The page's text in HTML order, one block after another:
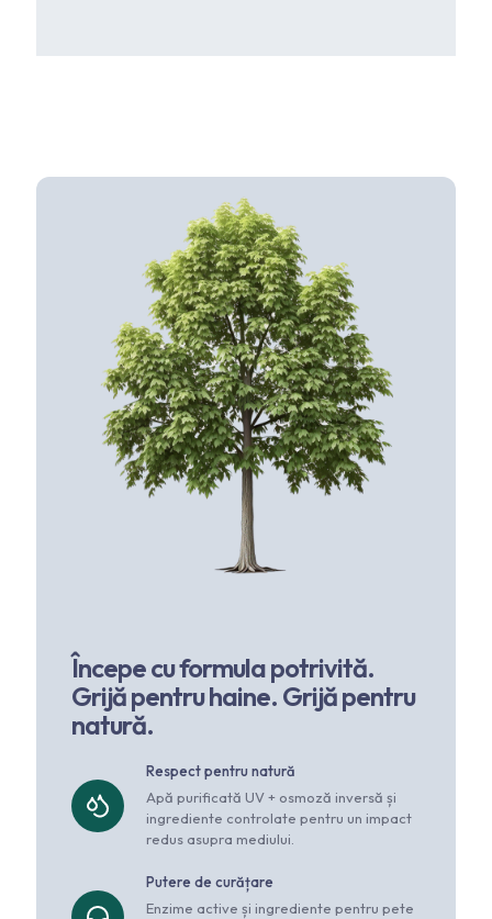
Începe cu formula potrivită.
Grijă pentru haine. Grijă pentru
natură.
Respect pentru natură
Apă purificată UV + osmoză inversă și
ingrediente controlate pentru un impact
redus asupra mediului.
Putere de curățare
Enzime active și ingrediente pentru pete